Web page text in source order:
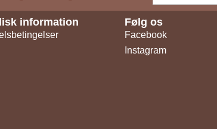
information Følg os
Facebook
Instagram